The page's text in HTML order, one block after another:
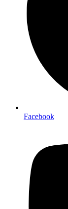
Facebook